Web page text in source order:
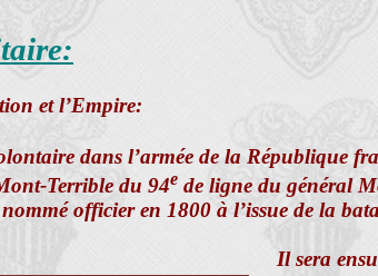
et l’Empire:
dans l’armée de la République
Terrible du 94e de ligne du général
officier en 1800 à l’issue de la
Il sera